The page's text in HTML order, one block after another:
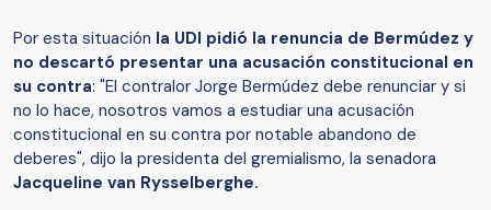
Por esta situación la UDI pidió la renuncia de Bermúdez y
no descartó presentar una acusación constitucional en
su contra: "El contralor Jorge Bermúdez debe renunciar y si
no lo hace, nosotros vamos a estudiar una acusación
constitucional en su contra por notable abandono de
deberes", dijo la presidenta del gremialismo, la senadora
Jacqueline van Rysselberghe.